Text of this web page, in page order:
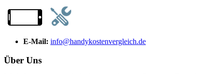
E-Mail: info@handykostenvergleich.de
Über Uns